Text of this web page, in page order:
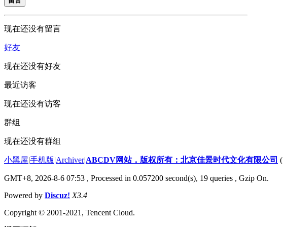
现在还没有留言
好友
现在还没有好友
最近访客
现在还没有访客
群组
现在还没有群组
小黑屋|手机版|Archiver|ABCDV网站，版权所有：北京佳景时代文化有限公司 (
GMT+8, 2026-8-6 07:53 , Processed in 0.057200 second(s), 19 queries , Gzip On.
Powered by Discuz! X3.4
Copyright © 2001-2021, Tencent Cloud.